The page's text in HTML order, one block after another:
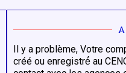
Il y a problème, Votre
créé ou enregistré́ au